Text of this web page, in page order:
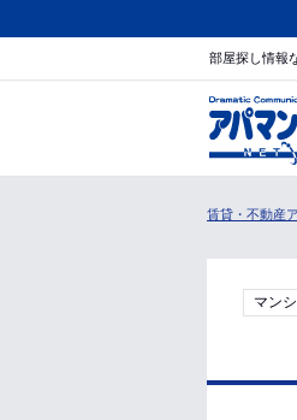
部屋探し情報
賃貸・不動産
マン